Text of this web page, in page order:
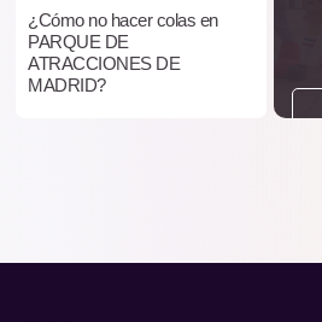
¿Cómo no hacer colas en
PARQUE DE
ATRACCIONES DE
MADRID?